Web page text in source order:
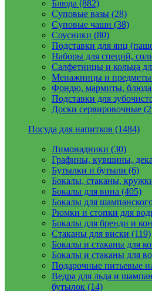
Блюда (882)
Суповые вазы (28)
Суповые чаши (38)
Соусники (80)
Подставки для яиц
Наборы для специй,
Салфетницы и кольца
Менажницы и предметы
Фондю, мармиты, блюда
Подставки для
Доски сервировочные
Посуда для напитков (1484)
Лимонадники (30)
Графины, кувшины,
Бутылки и бутыли (6)
Бокалы, стаканы,
Бокалы для вина (405)
Бокалы для
Рюмки и стопки для
Бокалы для бренди и
Стаканы для виски (119)
Бокалы и стаканы для
Бокалы и стаканы для
Подарочные питьевые
Ведра для льда и
бутылок (14)